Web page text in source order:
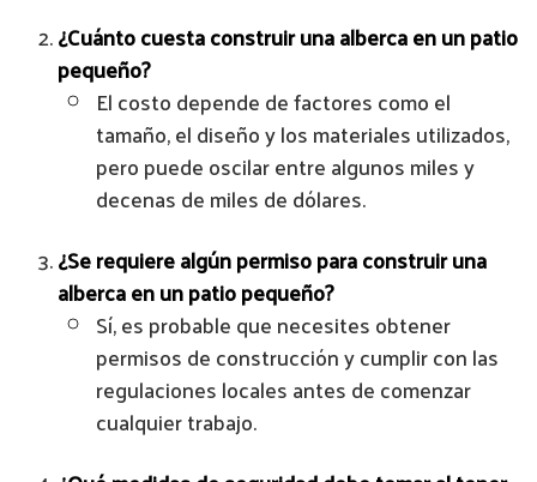
¿Cuánto cuesta construir una alberca en un patio
pequeño?
El costo depende de factores como el
tamaño, el diseño y los materiales utilizados,
pero puede oscilar entre algunos miles y
decenas de miles de dólares.
¿Se requiere algún permiso para construir una
alberca en un patio pequeño?
Sí, es probable que necesites obtener
permisos de construcción y cumplir con las
regulaciones locales antes de comenzar
cualquier trabajo.